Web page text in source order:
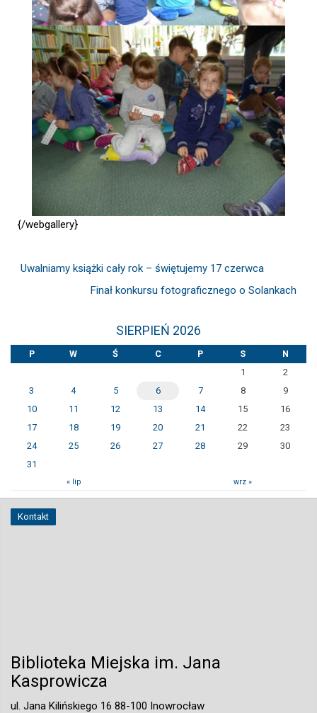
{/webgallery}
Uwalniamy książki cały rok – świętujemy 17 czerwca
Finał konkursu fotograficznego o Solankach
SIERPIEŃ 2026
P W Ś C P S
N
1
2
3
4 5 6 7 8
9
10
11 12 13 14 15
16
17
18 19 20 21 22
23
24
25 26 27 28 29
30
31
« lip wrz »
Kontakt
Biblioteka Miejska im. Jana
Kasprowicza
ul. Jana Kilińskiego 16 88-100 Inowrocław